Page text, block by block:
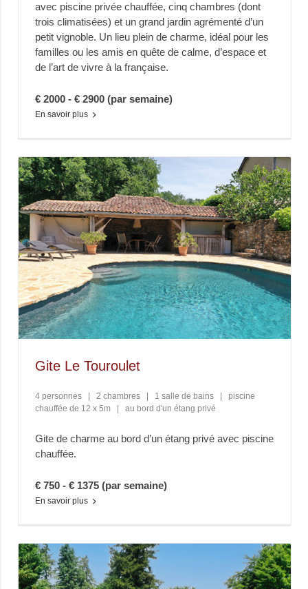
avec piscine privée chauffée, cinq chambres (dont
trois climatisées) et un grand jardin agrémenté d’un
petit vignoble. Un lieu plein de charme, idéal pour les
familles ou les amis en quête de calme, d’espace et
de l’art de vivre à la française.
€ 2000 - € 2900 (par semaine)
En savoir plus
Gite Le Touroulet
4 personnes 2 chambres 1 salle de bains
piscine
chauffée de 12 x 5m
au bord d'un étang privé
Gite de charme au bord d’un étang privé avec piscine
chauffée.
€ 750 - € 1375 (par semaine)
En savoir plus